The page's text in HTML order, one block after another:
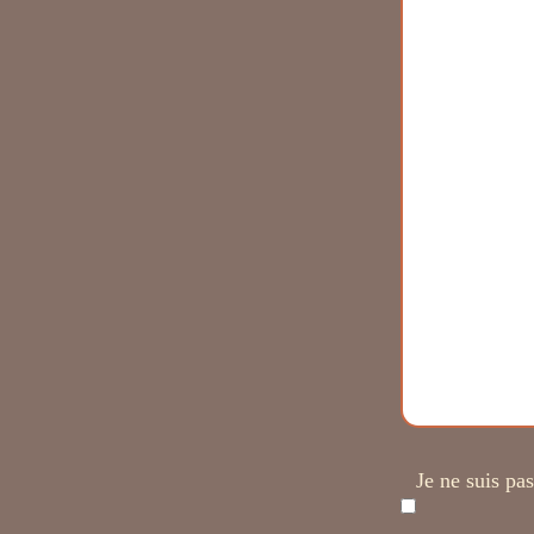
Je ne suis